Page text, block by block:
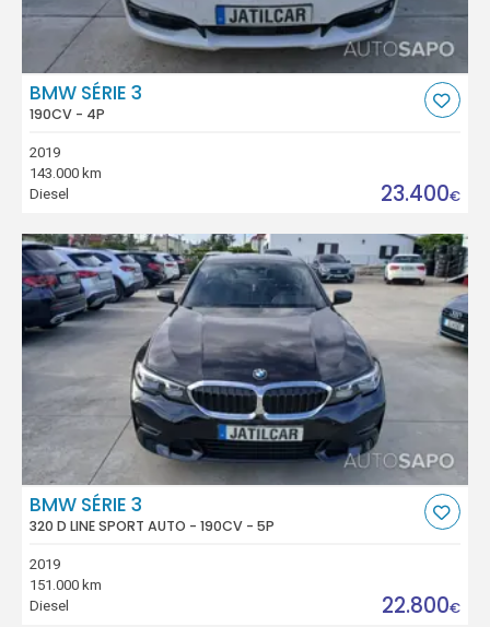
BMW SÉRIE 3
190CV - 4P
2019
143.000 km
Diesel
23.400€
BMW SÉRIE 3
320 D LINE SPORT AUTO - 190CV - 5P
2019
151.000 km
Diesel
22.800€